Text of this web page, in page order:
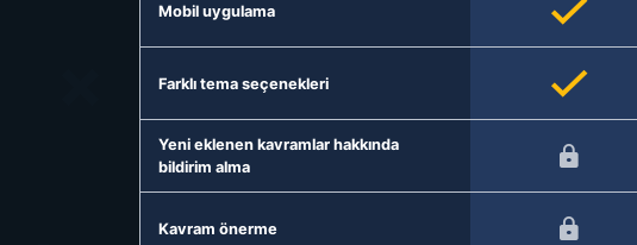
Mobil uygulama
Farklı tema seçenekleri
Yeni eklenen kavramlar hakkında
bildirim alma
Kavram önerme